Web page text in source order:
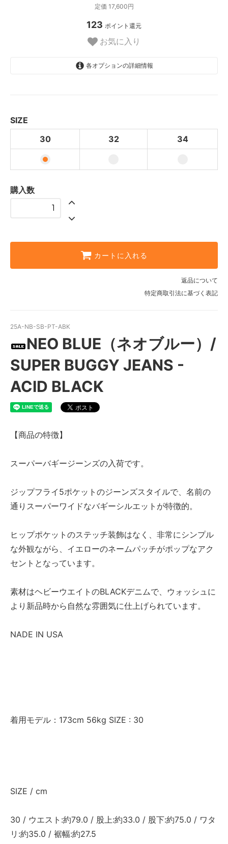
定価 17,600円
123 ポイント還元
お気に入り
各オプションの詳細情報
SIZE
30
32 34
購入数
カートに入れる
返品について
特定商取引法に基づく表記
25A-NB-SB-PT-ABK
NEO BLUE（ネオブルー）/
SUPER BUGGY JEANS -
ACID BLACK
【商品の特徴】
スーパーバギージーンズの入荷です。
ジップフライ5ポケットのジーンズスタイルで、名前の
通りスーパーワイドなバギーシルエットが特徴的。
ヒップポケットのステッチ装飾はなく、非常にシンプル
な外観ながら、イエローのネームパッチがポップなアク
セントとなっています。
素材はヘビーウエイトのBLACKデニムで、ウォッシュに
より新品時から自然な雰囲気に仕上げられています。
NADE IN USA
着用モデル：173cm 56kg SIZE : 30
SIZE / cm
30 / ウエスト:約79.0 / 股上:約33.0 / 股下:約75.0 / ワタ
リ:約35.0 / 裾幅:約27.5